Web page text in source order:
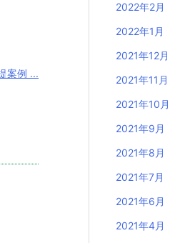
案例 ...
2022年2月
2022年1月
2021年12月
2021年11月
2021年10月
2021年9月
2021年8月
2021年7月
2021年6月
2021年4月